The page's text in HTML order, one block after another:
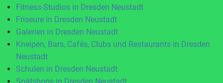
Fitness-Studios in Dresden Neustadt
Friseure in Dresden Neustadt
Galerien in Dresden Neustadt
Kneipen, Bars, Cafés, Clubs und Restaurants in Dresden
Neustadt
Schulen in Dresden Neustadt